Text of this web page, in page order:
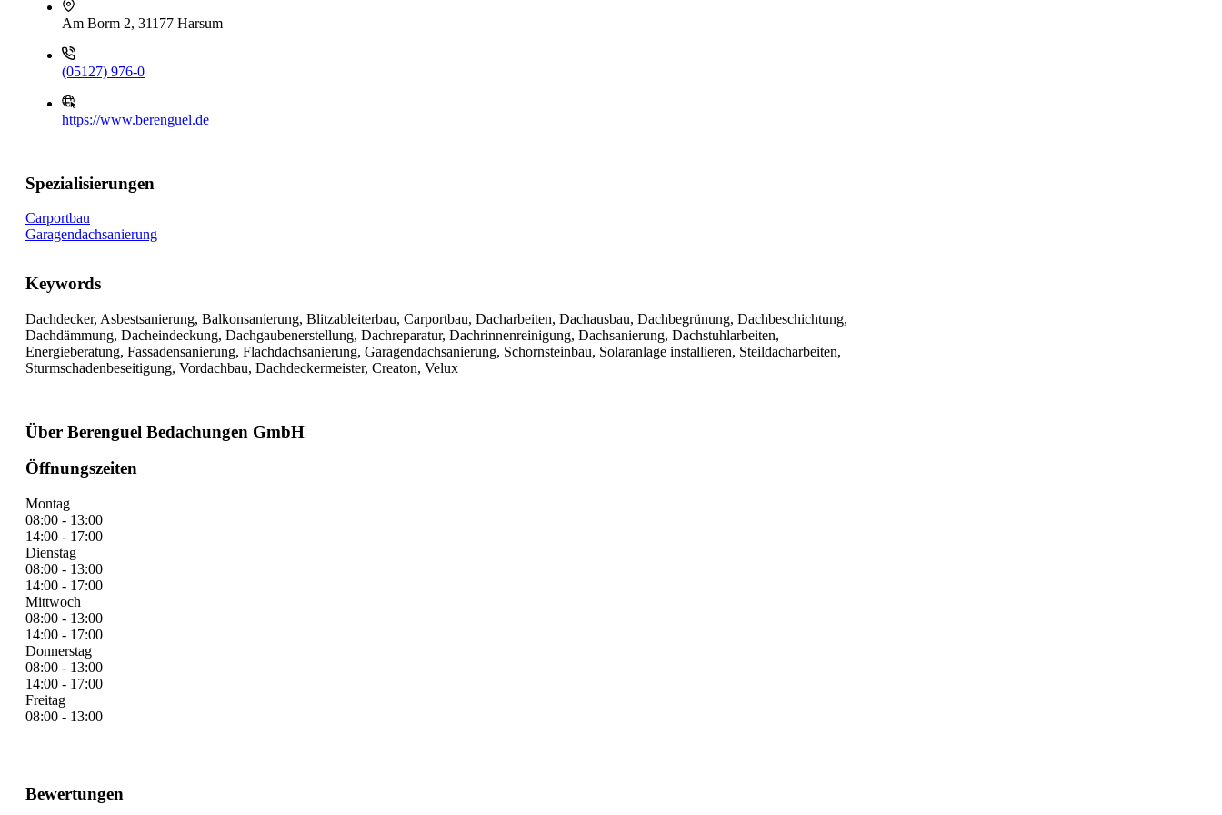
Am Borm 2, 31177 Harsum
(05127) 976-0
https://www.berenguel.de
Spezialisierungen
Carportbau
Garagendachsanierung
Keywords
Dachdecker, Asbestsanierung, Balkonsanierung, Blitzableiterbau, Carportbau, Dacharbeiten, Dachausbau, Dachbegrünung, Dachbeschichtung,
Dachdämmung, Dacheindeckung, Dachgaubenerstellung, Dachreparatur, Dachrinnenreinigung, Dachsanierung, Dachstuhlarbeiten,
Energieberatung, Fassadensanierung, Flachdachsanierung, Garagendachsanierung, Schornsteinbau, Solaranlage installieren, Steildacharbeiten,
Sturmschadenbeseitigung, Vordachbau, Dachdeckermeister, Creaton, Velux
Über Berenguel Bedachungen GmbH
Öffnungszeiten
Montag
08:00 - 13:00
14:00 - 17:00
Dienstag
08:00 - 13:00
14:00 - 17:00
Mittwoch
08:00 - 13:00
14:00 - 17:00
Donnerstag
08:00 - 13:00
14:00 - 17:00
Freitag
08:00 - 13:00
Bewertungen